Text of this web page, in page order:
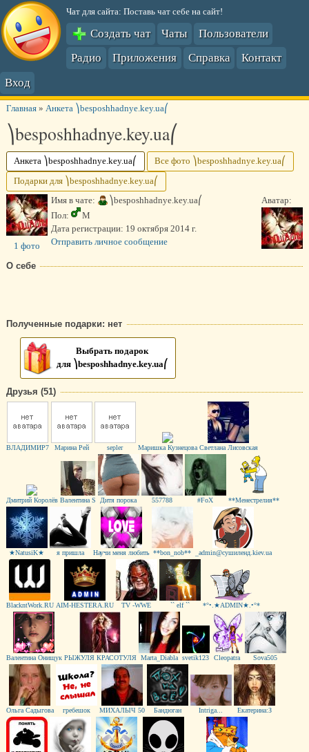
Чат для сайта: Поставь чат себе на сайт!
Создать чат Чаты
Пользователи
Радио
Приложения Справка
Контакт
Вход
Главная» Анкета ⎞besposhhadnye.key.ua⎛
⎞besposhhadnye.key.ua⎛
Анкета ⎞besposhhadnye.key.ua⎛ Все фото ⎞besposhhadnye.key.ua⎛
Подарки для ⎞besposhhadnye.key.ua⎛
Аватар:
1 фото
Имя в чате:
⎞besposhhadnye.key.ua⎛
Пол:
М
Дата регистрации: 19 октября 2014 г.
Отправить личное сообщение
О себе
Полученные подарки: нет
Выбрать подарок
для ⎞besposhhadnye.key.ua⎛
Друзья (51)
ВЛАДИМИР7 Марина Рей sepler Маришка Кузнецова Светлана Лисовская
Дмитрий Королёв Валентина S Дитя порока 557788 #FoX **Менестрелия**
★NatusiK★ я пришла Научи меня любить **bon_nob** _admin@сушиленд.kiev.ua
BlackntWork.RU AIM-HESTERA.RU TV -WWE `` elf `` *°•.★ADMIN★.•°*
Валентина Онищук РЫЖУЛЯ КРАСОТУЛЯ Marta_Diabla svetik123 Cleopatra Sova505
Ольга Садыгова гребешoк МИХАЛЫЧ 50 Бандюган Intriga... Екатерина:З